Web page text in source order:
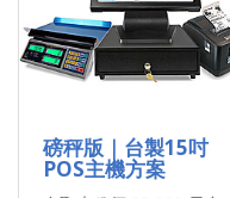
磅秤版｜台製15吋
POS主機方案